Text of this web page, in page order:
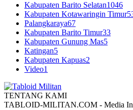
Kabupaten Barito Selatan1046
Kabupaten Kotawaringin Timur
Palangkaraya67
Kabupaten Barito Timur33
Kabupaten Gunung Mas5
Katingan5
Kabupaten Kapuas2
Video1
TENTANG KAMI
TABLOID-MILITAN.COM - Media